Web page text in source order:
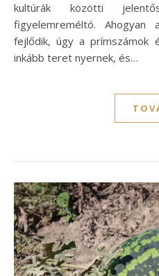
kultúrák közötti
figyelemreméltó. Ahogyan
fejlődik, úgy a prímszámok
inkább teret nyernek, és…